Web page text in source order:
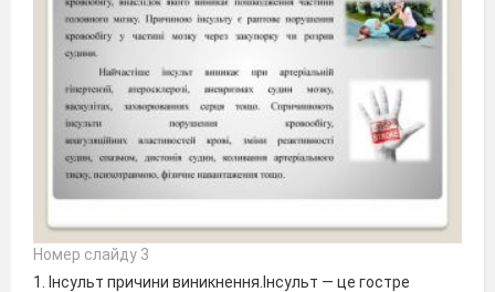
Номер слайду 3
1. Інсульт причини виникнення.Інсульт — це гостре